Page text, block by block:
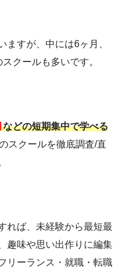
ますが、中には6ヶ月、
クールも多いです。
などの短期集中で学べる
スクールを徹底調査/直
れば、未経験から最短最
趣味や思い出作りに編集
リーランス・就職・転職